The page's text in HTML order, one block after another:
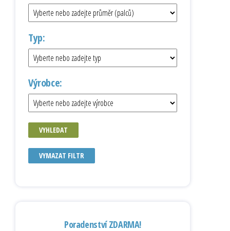
Typ:
Výrobce:
VYHLEDAT
VYMAZAT FILTR
Poradenství ZDARMA!